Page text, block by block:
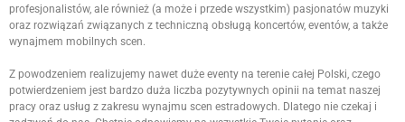
profesjonalistów, ale również (a może i przede wszystkim) pasjonatów muzyki
oraz rozwiązań związanych z techniczną obsługą koncertów, eventów, a także
wynajmem mobilnych scen.
Z powodzeniem realizujemy nawet duże eventy na terenie całej Polski, czego
potwierdzeniem jest bardzo duża liczba pozytywnych opinii na temat naszej
pracy oraz usług z zakresu wynajmu scen estradowych. Dlatego nie czekaj i